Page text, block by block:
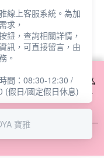
方式之詳情，及若您不希
設定，請參閱本網站「
隱私
您同意本公司得按本網站使
線上客服系統。為加
求，
鈕，查詢相關詳情，
訊，可直接留言，由
。
間：08:30-12:30 /
(假日/國定假日休息)
寶雅